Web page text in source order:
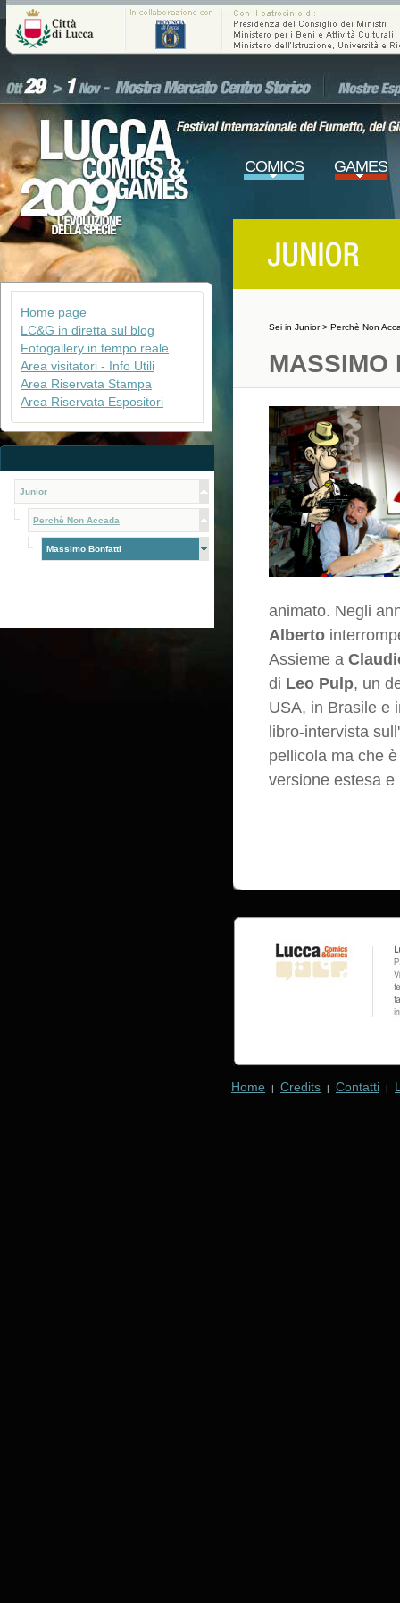
COMICS GAMES
Home page
LC&G in diretta sul blog
Fotogallery in tempo reale
Area visitatori - Info Utili
Area Riservata Stampa
Area Riservata Espositori
Junior
Perchè Non Accada
Massimo Bonfatti
Sei in Junior> Perchè Non
MASSIMO
animato. Negli
Alberto
Assieme a
di Leo Pulp, un
USA, in Brasile e
libro-intervista
pellicola ma che
versione estesa
Home | Credits | Contatti |